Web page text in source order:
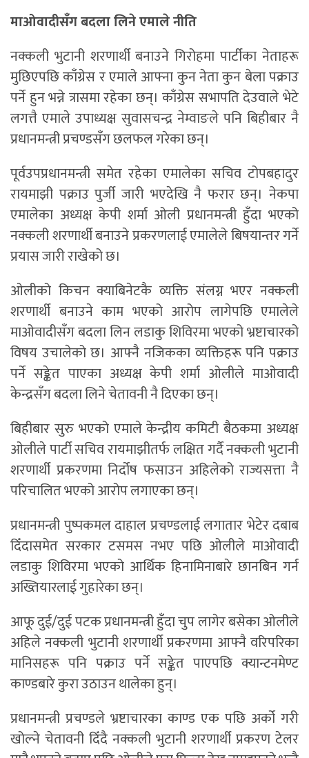
माओवादीसँग बदला लिने एमाले नीति
नक्कली भुटानी शरणार्थी बनाउने गिरोहमा पार्टीका नेताहरू
मुछिएपछि काँग्रेस र एमाले आफ्ना कुन नेता कुन बेला पक्राउ
पर्ने हुन भन्ने त्रासमा रहेका छन्। काँग्रेस सभापति देउवाले भेटे
लगत्तै एमाले उपाध्यक्ष सुवासचन्द्र नेम्वाङले पनि बिहीबार नै
प्रधानमन्त्री प्रचण्डसँग छलफल गरेका छन्।
पूर्वउपप्रधानमन्त्री समेत रहेका एमालेका सचिव टोपबहादुर
रायमाझी पक्राउ पुर्जी जारी भएदेखि नै फरार छन्। नेकपा
एमालेका अध्यक्ष केपी शर्मा ओली प्रधानमन्त्री हुँदा भएको
नक्कली शरणार्थी बनाउने प्रकरणलाई एमालेले बिषयान्तर गर्ने
प्रयास जारी राखेको छ।
ओलीको किचन क्याबिनेटकै व्यक्ति संलग्न भएर नक्कली
शरणार्थी बनाउने काम भएको आरोप लागेपछि एमालेले
माओवादीसँग बदला लिन लडाकु शिविरमा भएको भ्रष्टाचारको
विषय उचालेको छ। आफ्नै नजिकका व्यक्तिहरू पनि पक्राउ
पर्ने सङ्केत पाएका अध्यक्ष केपी शर्मा ओलीले माओवादी
केन्द्रसँग बदला लिने चेतावनी नै दिएका छन्।
बिहीबार सुरु भएको एमाले केन्द्रीय कमिटी बैठकमा अध्यक्ष
ओलीले पार्टी सचिव रायमाझीतर्फ लक्षित गर्दै नक्कली भुटानी
शरणार्थी प्रकरणमा निर्दोष फसाउन अहिलेको राज्यसत्ता नै
परिचालित भएको आरोप लगाएका छन्।
प्रधानमन्त्री पुष्पकमल दाहाल प्रचण्डलाई लगातार भेटेर दबाब
दिँदासमेत सरकार टसमस नभए पछि ओलीले माओवादी
लडाकु शिविरमा भएको आर्थिक हिनामिनाबारे छानबिन गर्न
अख्तियारलाई गुहारेका छन्।
आफू दुई/दुई पटक प्रधानमन्त्री हुँदा चुप लागेर बसेका ओलीले
अहिले नक्कली भुटानी शरणार्थी प्रकरणमा आफ्नै वरिपरिका
मानिसहरू पनि पक्राउ पर्ने सङ्केत पाएपछि क्यान्टनमेण्ट
काण्डबारे कुरा उठाउन थालेका हुन्।
प्रधानमन्त्री प्रचण्डले भ्रष्टाचारका काण्ड एक पछि अर्को गरी
खोल्ने चेतावनी दिँदै नक्कली भुटानी शरणार्थी प्रकरण टेलर